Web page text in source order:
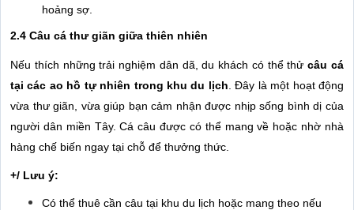
hoảng sợ.
2.4 Câu cá thư giãn giữa thiên nhiên
Nếu thích những trải nghiệm dân dã, du khách có thể thửcâu cá
tại các ao hồ tự nhiên trong khu du lịch . Đây là một hoạt động
vừa thư giãn, vừa giúp bạn cảm nhận được nhịp sống bình dị của
người dân miền Tây. Cá câu được có thể mang về hoặc nhờ nhà
hàng chế biến ngay tại chỗ để thưởng thức.
+/ Lưu ý:
Có thể thuê cần câu tại khu du lịch hoặc mang theo nếu